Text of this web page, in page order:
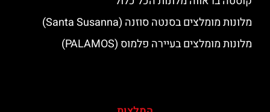
מלונות מומלצים בסנטה סוזנה (Santa Susanna)
מלונות מומלצים בעיירה פלמוס (PALAMOS)